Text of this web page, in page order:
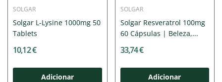
SOLGAR
Solgar L-Lysine 1000mg 50
Tablets
10,12 €
Adicionar
SOLGAR
Solgar Resveratrol 100mg
60 Cápsulas | Beleza,...
33,74 €
Adicionar